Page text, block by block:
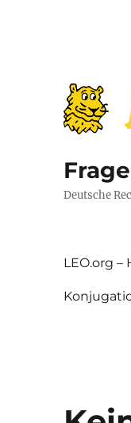
Deutsche
LEO.org –